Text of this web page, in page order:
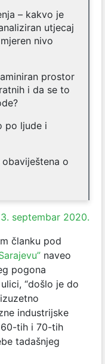
– kakvo je
utjecaj
nivo
prostor
i da se to
po ljude i
o
3. septembar 2020.
članku pod
naveo
pogona
“došlo je do
industrijske
tih i 70-tih
tadašnjeg